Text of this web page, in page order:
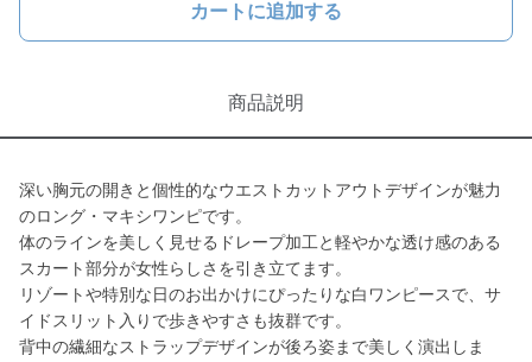
カートに追加する
商品説明
深い胸元の開きと個性的なウエストカットアウトデザインが魅力
のロング・マキシワンピです。
体のラインを美しく見せるドレープ加工と軽やかな透け感のある
スカート部分が女性らしさを引き立てます。
リゾートや特別な日のお出かけにぴったりな白ワンピースで、サ
イドスリット入りで歩きやすさも抜群です。
背中の繊細なストラップデザインが後ろ姿まで美しく演出しま